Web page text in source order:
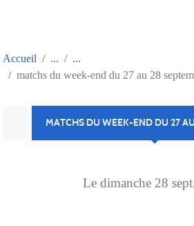
Accueil
matchs du week-end du 27 au 28
MATCHS DU WEEK-END DU 27
Le dimanche 28